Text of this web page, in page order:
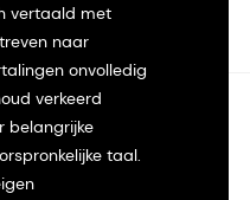
vertaald met
naar
onvolledig
verkeerd
belangrijke
taal.
voorbehouden.